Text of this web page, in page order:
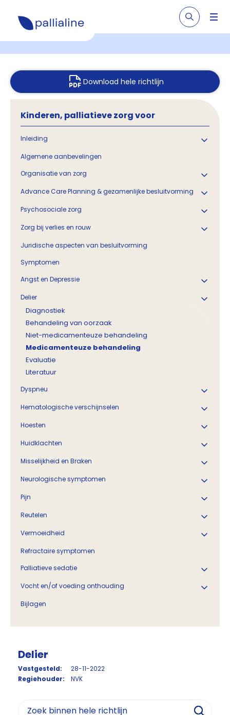
Download hele richtlijn
Kinderen, palliatieve zorg voor
Inleiding
Algemene aanbevelingen
Organisatie van zorg
Advance Care Planning & gezamenlijke besluitvorming
Psychosociale zorg
Zorg bij verlies en rouw
Juridische aspecten van besluitvorming
Symptomen
Angst en Depressie
Delier
Diagnostiek
Behandeling van oorzaak
Niet-medicamenteuze behandeling
Medicamenteuze behandeling
Evaluatie
Literatuur
Dyspneu
Hematologische verschijnselen
Hoesten
Huidklachten
Misselijkheid en Braken
Neurologische symptomen
Pijn
Reutelen
Vermoeidheid
Refractaire symptomen
Palliatieve sedatie
Vocht en/of voeding onthouding
Bijlagen
Delier
Vastgesteld:
28-11-2022
Regiehouder:
NVK